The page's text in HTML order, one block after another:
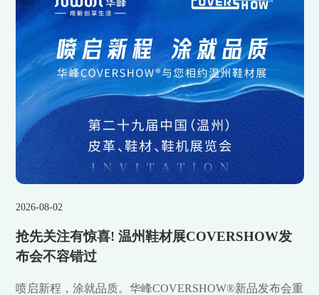
2026-08-02
抢先关注有惊喜! 温州鞋材展COVERSHOW发
布会不容错过
喷启新程，涂就品质。华峰COVERSHOW®新品发布会重